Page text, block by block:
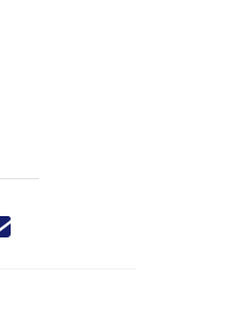
nieuwsbericht via X - U
dit nieuwsbericht via
dit nieuwsbericht via e-
Deel dit nieuwsbericht